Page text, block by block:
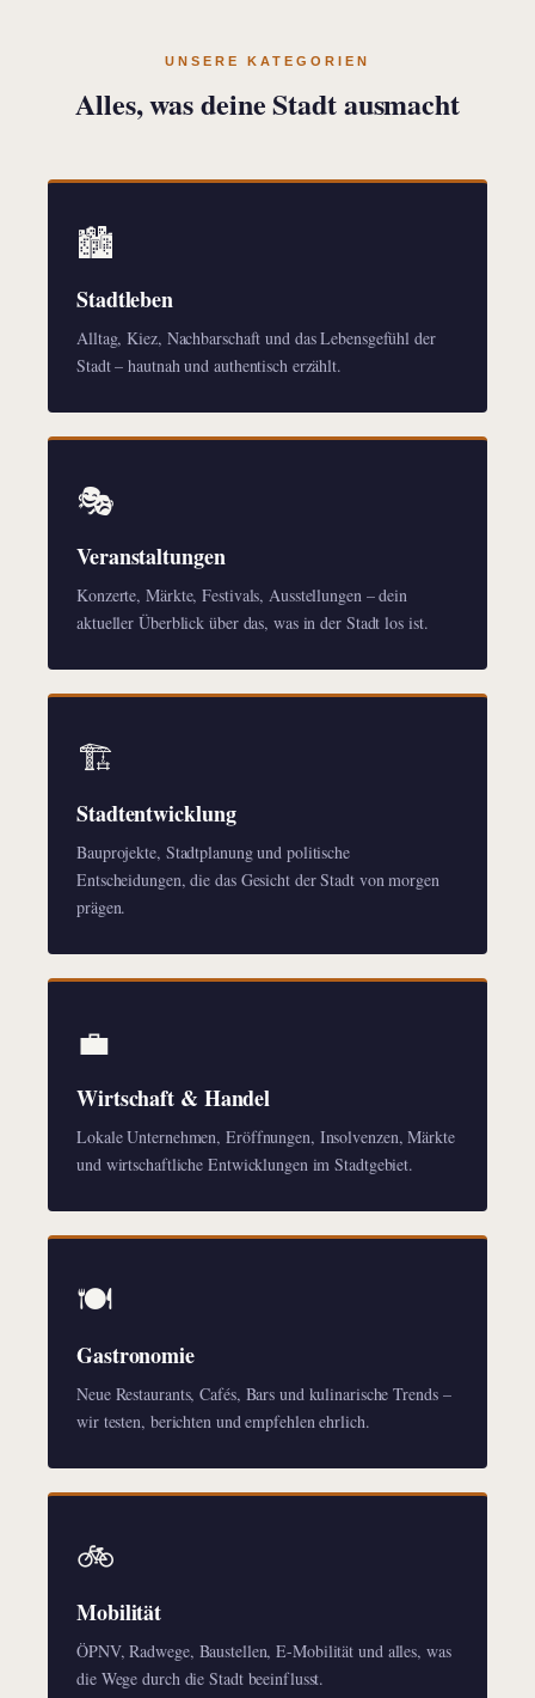
UNSERE KATEGORIEN
Alles, was deine Stadt ausmacht
🏙️
Stadtleben
Alltag, Kiez, Nachbarschaft und das Lebensgefühl der
Stadt – hautnah und authentisch erzählt.
🎭
Veranstaltungen
Konzerte, Märkte, Festivals, Ausstellungen – dein
aktueller Überblick über das, was in der Stadt los ist.
🏗️
Stadtentwicklung
Bauprojekte, Stadtplanung und politische
Entscheidungen, die das Gesicht der Stadt von morgen
prägen.
💼
Wirtschaft & Handel
Lokale Unternehmen, Eröffnungen, Insolvenzen, Märkte
und wirtschaftliche Entwicklungen im Stadtgebiet.
🍽️
Gastronomie
Neue Restaurants, Cafés, Bars und kulinarische Trends –
wir testen, berichten und empfehlen ehrlich.
🚲
Mobilität
ÖPNV, Radwege, Baustellen, E-Mobilität und alles, was
die Wege durch die Stadt beeinflusst.